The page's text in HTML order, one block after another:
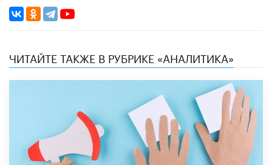
ЧИТАЙТЕ ТАКЖЕ В РУБРИКЕ «АНАЛИТИКА»